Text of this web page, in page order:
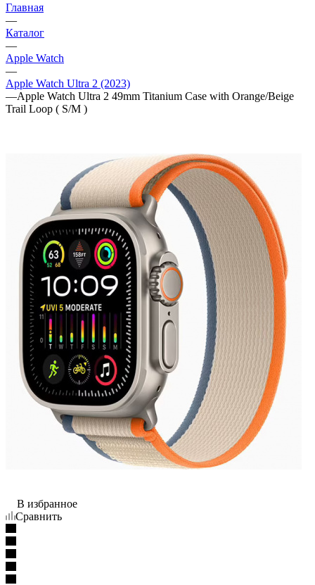
Главная
—
Каталог
—
Apple Watch
—
Apple Watch Ultra 2 (2023)
—Apple Watch Ultra 2 49mm Titanium Case with Orange/Beige
Trail Loop ( S/M )
В избранное
Сравнить